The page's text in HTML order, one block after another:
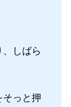
しばら
そっと押